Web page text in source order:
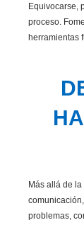
Equivocarse,
proceso.
herramientas
Más allá de
problemas,